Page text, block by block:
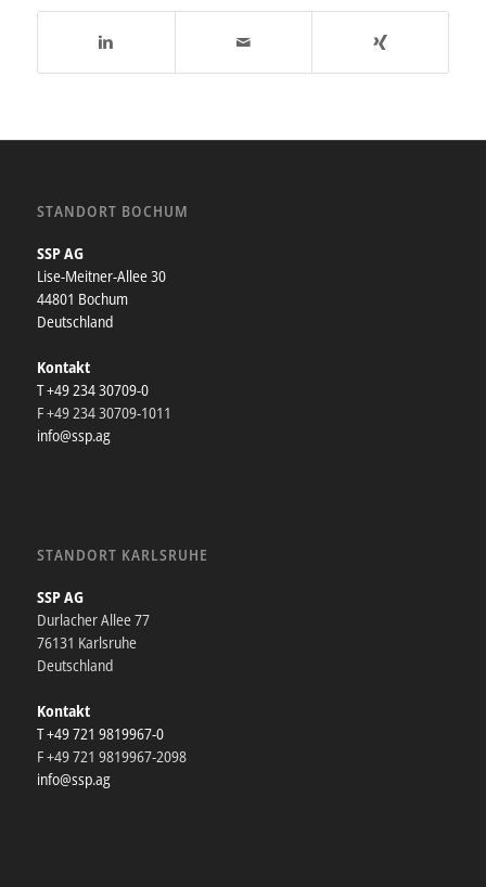
STANDORT BOCHUM
SSP AG
Lise-Meitner-Allee 30
44801 Bochum
Deutschland
Kontakt
T +49 234 30709-0
F +49 234 30709-1011
info@ssp.ag
STANDORT KARLSRUHE
SSP AG
Durlacher Allee 77
76131 Karlsruhe
Deutschland
Kontakt
T +49 721 9819967-0
F +49 721 9819967-2098
info@ssp.ag